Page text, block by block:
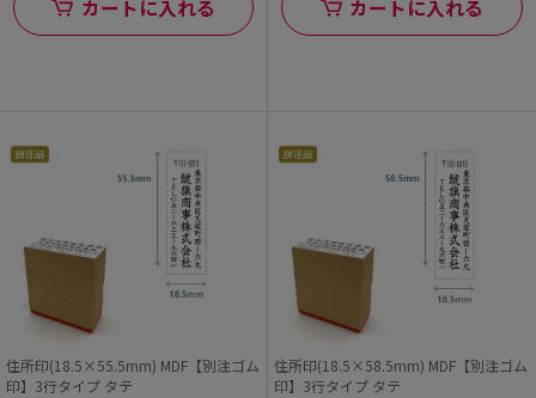
カートに入れる カートに入れる
住所印(18.5×55.5mm) MDF【別注ゴム
印】3行タイプ タテ
住所印(18.5×58.5mm) MDF【別注ゴム
印】3行タイプ タテ